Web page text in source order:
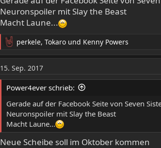
i
o
n
e
n
:
Neuronspoiler mit Slay the Beast
Macht Laune...
R
e
a
k
t
o
n
e
n
:
perkele, Tokaro und Kenny Powers
15. Sep. 2017
Power4ever schrieb:
Gerade auf der Facebook Seite von Seven
Neuronspoiler mit Slay the Beast
Macht Laune...
Neue Scheibe soll im Oktober kommen